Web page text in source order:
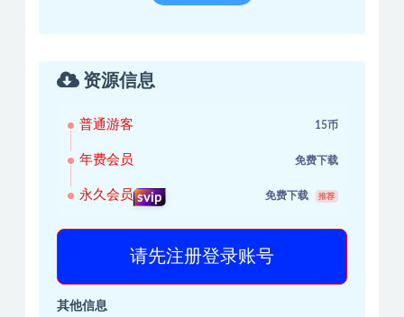
资源信息
普通游客 15币
年费会员 免费下载
永久会员 svip 免费下载 推荐
请先注册登录账号
其他信息